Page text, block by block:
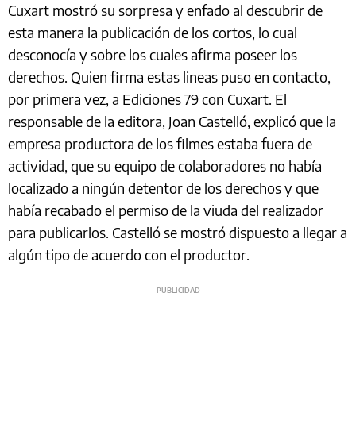
Cuxart mostró su sorpresa y enfado al descubrir de
esta manera la publicación de los cortos, lo cual
desconocía y sobre los cuales afirma poseer los
derechos. Quien firma estas lineas puso en contacto,
por primera vez, a Ediciones 79 con Cuxart. El
responsable de la editora, Joan Castelló, explicó que la
empresa productora de los filmes estaba fuera de
actividad, que su equipo de colaboradores no había
localizado a ningún detentor de los derechos y que
había recabado el permiso de la viuda del realizador
para publicarlos. Castelló se mostró dispuesto a llegar a
algún tipo de acuerdo con el productor.